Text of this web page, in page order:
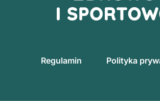
Regulamin Polityka